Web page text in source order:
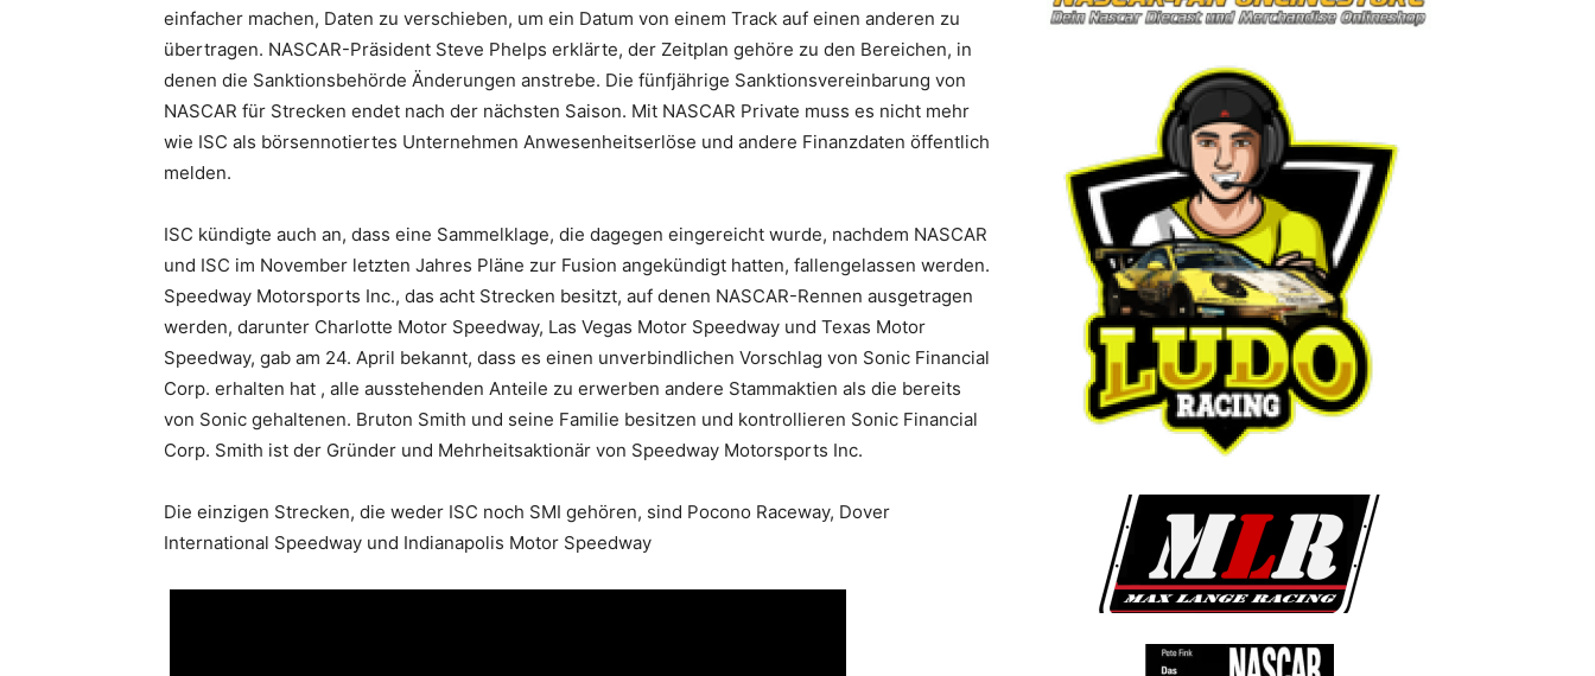
einfacher machen, Daten zu verschieben, um ein Datum von einem Track auf einen anderen zu
übertragen. NASCAR-Präsident Steve Phelps erklärte, der Zeitplan gehöre zu den Bereichen, in
denen die Sanktionsbehörde Änderungen anstrebe. Die fünfjährige Sanktionsvereinbarung von
NASCAR für Strecken endet nach der nächsten Saison. Mit NASCAR Private muss es nicht mehr
wie ISC als börsennotiertes Unternehmen Anwesenheitserlöse und andere Finanzdaten öffentlich
melden.
ISC kündigte auch an, dass eine Sammelklage, die dagegen eingereicht wurde, nachdem NASCAR
und ISC im November letzten Jahres Pläne zur Fusion angekündigt hatten, fallengelassen werden.
Speedway Motorsports Inc., das acht Strecken besitzt, auf denen NASCAR-Rennen ausgetragen
werden, darunter Charlotte Motor Speedway, Las Vegas Motor Speedway und Texas Motor
Speedway, gab am 24. April bekannt, dass es einen unverbindlichen Vorschlag von Sonic Financial
Corp. erhalten hat , alle ausstehenden Anteile zu erwerben andere Stammaktien als die bereits
von Sonic gehaltenen. Bruton Smith und seine Familie besitzen und kontrollieren Sonic Financial
Corp. Smith ist der Gründer und Mehrheitsaktionär von Speedway Motorsports Inc.
Die einzigen Strecken, die weder ISC noch SMI gehören, sind Pocono Raceway, Dover
International Speedway und Indianapolis Motor Speedway